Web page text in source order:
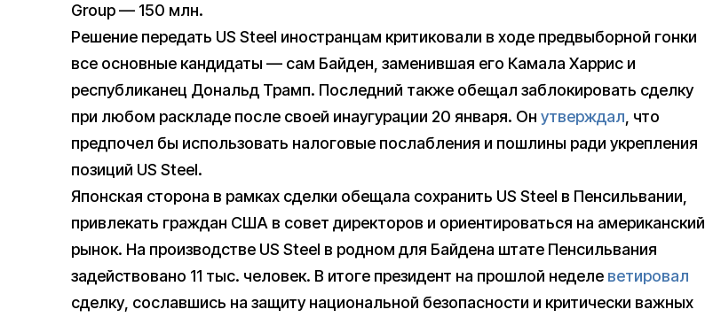
Group — 150 млн.
Решение передать US Steel иностранцам критиковали в ходе предвыборной гонки
все основные кандидаты — сам Байден, заменившая его Камала Харрис и
республиканец Дональд Трамп. Последний также обещал заблокировать сделку
при любом раскладе после своей инаугурации 20 января. Он утверждал, что
предпочел бы использовать налоговые послабления и пошлины ради укрепления
позиций US Steel.
Японская сторона в рамках сделки обещала сохранить US Steel в Пенсильвании,
привлекать граждан США в совет директоров и ориентироваться на американский
рынок. На производстве US Steel в родном для Байдена штате Пенсильвания
задействовано 11 тыс. человек. В итоге президент на прошлой неделе ветировал
сделку, сославшись на защиту национальной безопасности и критически важных